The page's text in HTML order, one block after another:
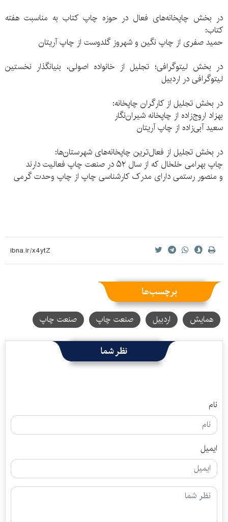
در بخش چاپخانه‌های فعال در حوزه چاپ کتاب به مناسبت هفته
کتاب:
حمید صفری از چاپ نگین و شهروز گلدوست از چاپ آریتان
در بخش لیتوگرافی؛ تجلیل از خانواده اصولی، بنیانگذار نخستین
لیتوگرافی در اردبیل
در بخش تجلیل از کارگران چاپخانه:
بهزاد اروج‌زاده از چاپخانه شیران‌نگار
سعید آبی‌زاده از چاپ آریتان
در بخش تجلیل از فعال‌ترین چاپخانه‌های شهرستان‌ها:
چاپ بهرامی خلخال که از سال ۵۲ در صنعت چاپ فعالیت دارند
و منصور رستمی دارای مدرک کارشناسی چاپ از چاپ وحدت گرمی
برچسب‌ها
همایش اردبیل صنعت چاپ صنعت چاپ
نظر شما
نام
ایمیل